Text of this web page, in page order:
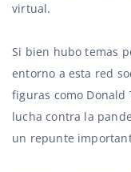
virtual.
Si bien hubo temas
entorno a esta red
figuras como Donald
lucha contra la
un repunte